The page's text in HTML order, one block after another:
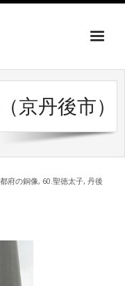
京丹後市）
府の銅像, 60.聖徳太子, 丹後